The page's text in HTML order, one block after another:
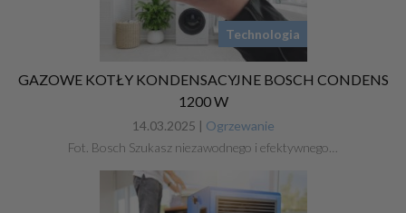
Technologia
GAZOWE KOTŁY KONDENSACYJNE BOSCH CONDENS
1200 W
14.03.2025 | Ogrzewanie
Fot. Bosch Szukasz niezawodnego i efektywnego…